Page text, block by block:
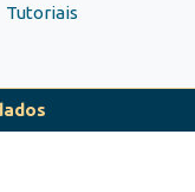
Tutoriais